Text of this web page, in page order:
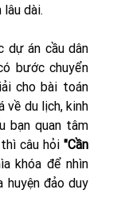
dài.
dự án cầu dân
bước chuyển
cho bài toán
về du lịch, kinh
bạn quan tâm
câu hỏi "Cần
khóa để nhìn
đảo duy